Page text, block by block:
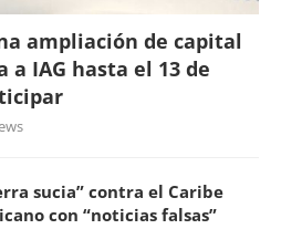
ampliación de capital
a IAG hasta el 13 de
sucia” contra el Caribe
con “noticias falsas”